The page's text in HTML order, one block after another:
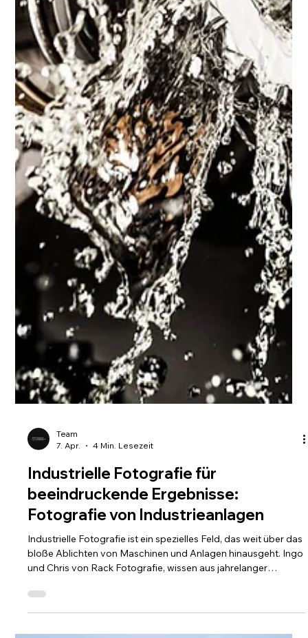
Firmenkundenfotografie: Visuelle
Markenstärkung für Unternehmen
In der heutigen Geschäftswelt ist der erste Eindruck oft
entscheidend. Bilder sagen mehr als tausend Worte – das gilt
besonders für Unternehmen, die sich professionell und
authentisch präsentieren möchten. Wir, von Rack Fotografie,
wissen aus jahrelanger Erfahrung, wie wichtig hochwertige
Firmenkundenfotografie für die visuelle Markenstärkung ist.
Ob in Bad Saulgau, Bad Buchau, Oberschwaben oder
überregional – wir begleiten Unternehmen dabei, ihre
Geschichte mit starken Bilde